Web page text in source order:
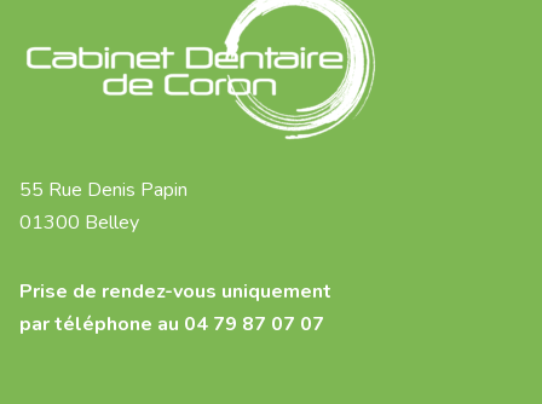
55 Rue Denis Papin
01300 Belley
Prise de rendez-vous uniquement
par téléphone au 04 79 87 07 07